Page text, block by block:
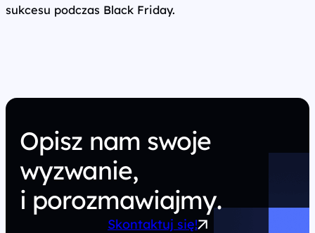
sukcesu podczas Black Friday.
Opisz nam swoje
wyzwanie,
i porozmawiajmy.
Skontaktuj się!